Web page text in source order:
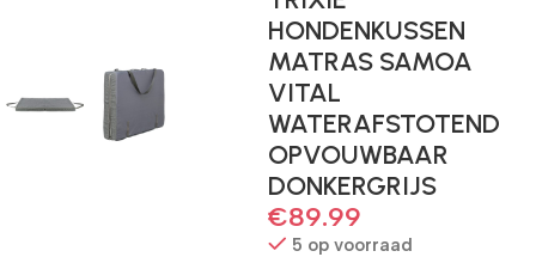
HONDENKUSSEN
MATRAS SAMOA
VITAL
WATERAFSTOTEND
OPVOUWBAAR
DONKERGRIJS
€89.99
5 op voorraad